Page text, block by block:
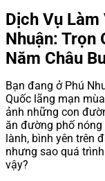
Dịch Vụ Làm
Nhuận: Trọn
Năm Châu
Bạn đang ở Phú
Quốc lãng mạn
ảnh những con
ăn đường phố
lành, bình yên trên
nhưng sao quá
vậy?